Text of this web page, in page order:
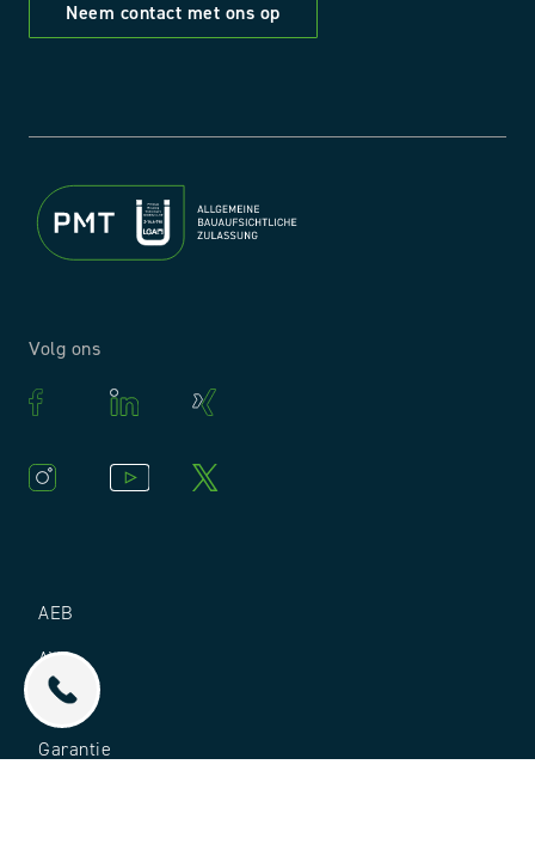
Neem contact met ons op
AEB
AVB
ABZ
Garantie
Volg ons